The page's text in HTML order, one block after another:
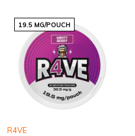
19.5 MG/POUCH
R4VE